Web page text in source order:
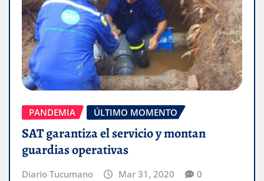
PANDEMIA ÚLTIMO MOMENTO
SAT garantiza el servicio y montan
guardias operativas
Diario Tucumano Mar 31, 2020 0